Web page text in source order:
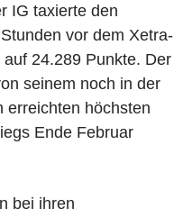
IG taxierte den
vor dem Xetra-
24.289 Punkte. Der
seinem noch in der
erreichten höchsten
Ende Februar
bei ihren